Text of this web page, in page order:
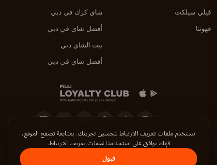
فيلي سيلكت
قهوتنا
شاي كرك في دبي
أفضل شاي في دبي
بيت الشاي دبي
أفضل شاي في دبي
حمّل تطبيق فيلي
نستخدم ملفات تعريف الارتباط لتحسين تجربتك. بمتابعة تصفح الموقع،
فإنك توافق على استخدامنا لملفات تعريف الارتباط.
قبول